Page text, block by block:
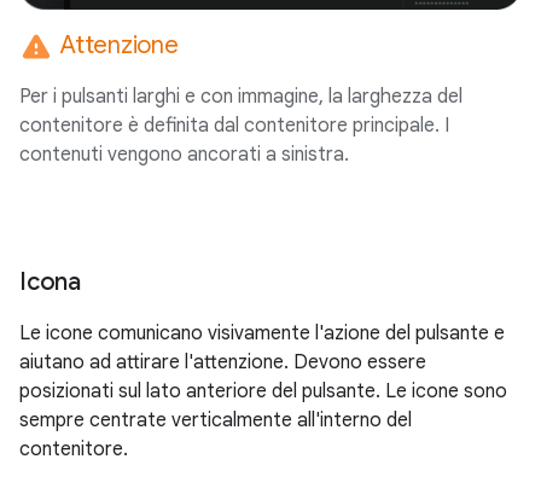
warning Attenzione
Per i pulsanti larghi e con immagine, la larghezza del
contenitore è definita dal contenitore principale. I
contenuti vengono ancorati a sinistra.
Icona
Le icone comunicano visivamente l'azione del pulsante e
aiutano ad attirare l'attenzione. Devono essere
posizionati sul lato anteriore del pulsante. Le icone sono
sempre centrate verticalmente all'interno del
contenitore.